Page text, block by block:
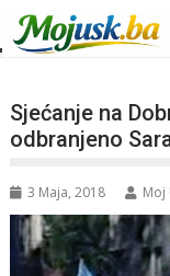
Sjećanje na
odbranjeno
3 Maja, 2018 Moj